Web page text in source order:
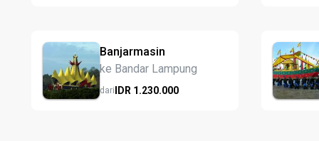
Banjarmasin
ke Bandar Lampung
dariIDR 1.230.000